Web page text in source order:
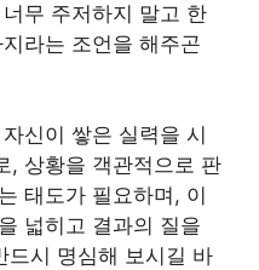
무 주저하지 말고 한
라는 조언을 해주곤
신이 쌓은 실력을 시
, 상황을 객관적으로 판
태도가 필요하며, 이
넓히고 결과의 질을
드시 명심해 보시길 바